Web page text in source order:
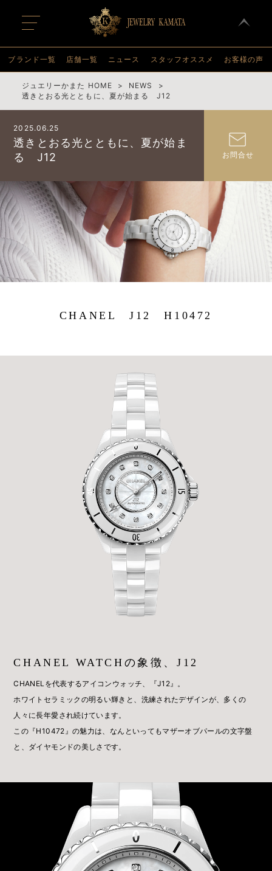
t
o
g
l
n
a
v
g
t
i
o
ブランド一覧 店舗一覧 ニュース スタッフオススメ お客様の声
ジュエリーかまた HOME
NEWS
透きとおる光とともに、夏が始まる J12
2025.06.25
透きとおる光とともに、夏が始ま
る J12
お問合せ
CHANEL J12 H10472
CHANEL WATCHの象徴、J12
CHANELを代表するアイコンウォッチ、『J12』。
ホワイトセラミックの明るい輝きと、洗練されたデザインが、多くの
人々に長年愛され続けています。
この『H10472』の魅力は、なんといってもマザーオブパールの文字盤
と、ダイヤモンドの美しさです。